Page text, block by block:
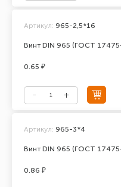
Винт DIN 965 (ГОСТ
Артикул: 965-2,5*16
0.65 ₽
Винт DIN 965 (ГОСТ
Артикул: 965-3*4
0.86 ₽